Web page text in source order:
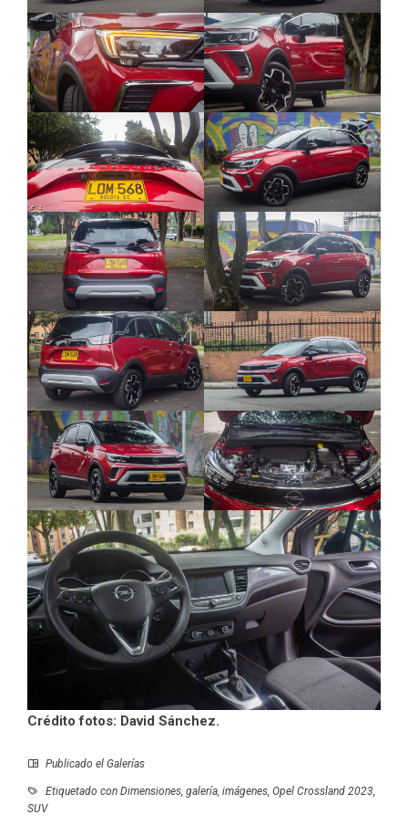
Crédito fotos: David Sánchez.
Publicado el Galerías
Etiquetado con Dimensiones galería imágenes Opel Crossland 2023
SUV